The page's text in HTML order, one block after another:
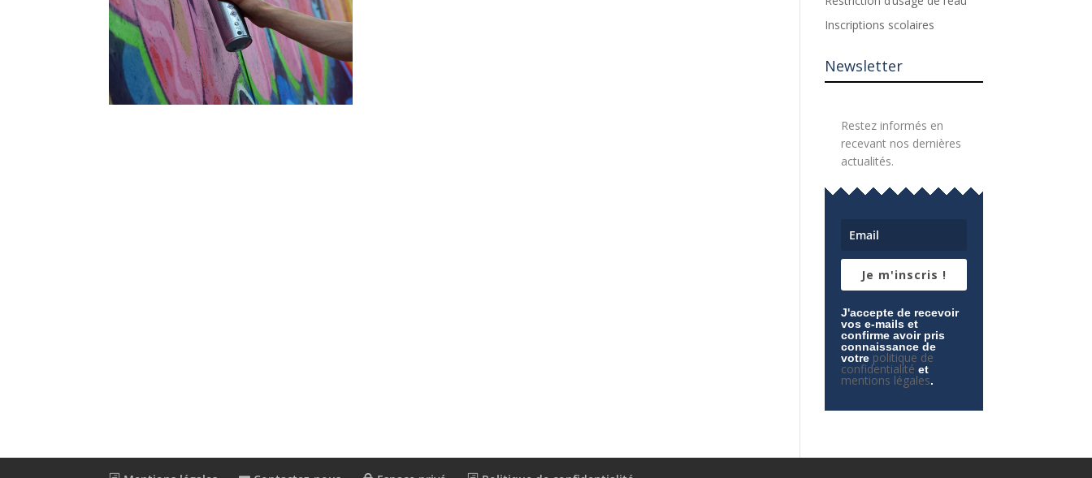
Inscriptions scolaires
Newsletter
Restez informés en
recevant nos dernières
actualités.
Je m'inscris !
J'accepte de recevoir
vos e-mails et
confirme avoir pris
connaissance de
votre politique de
confidentialité et
mentions légales.